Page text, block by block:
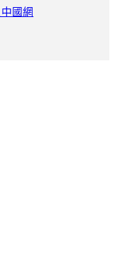
國網